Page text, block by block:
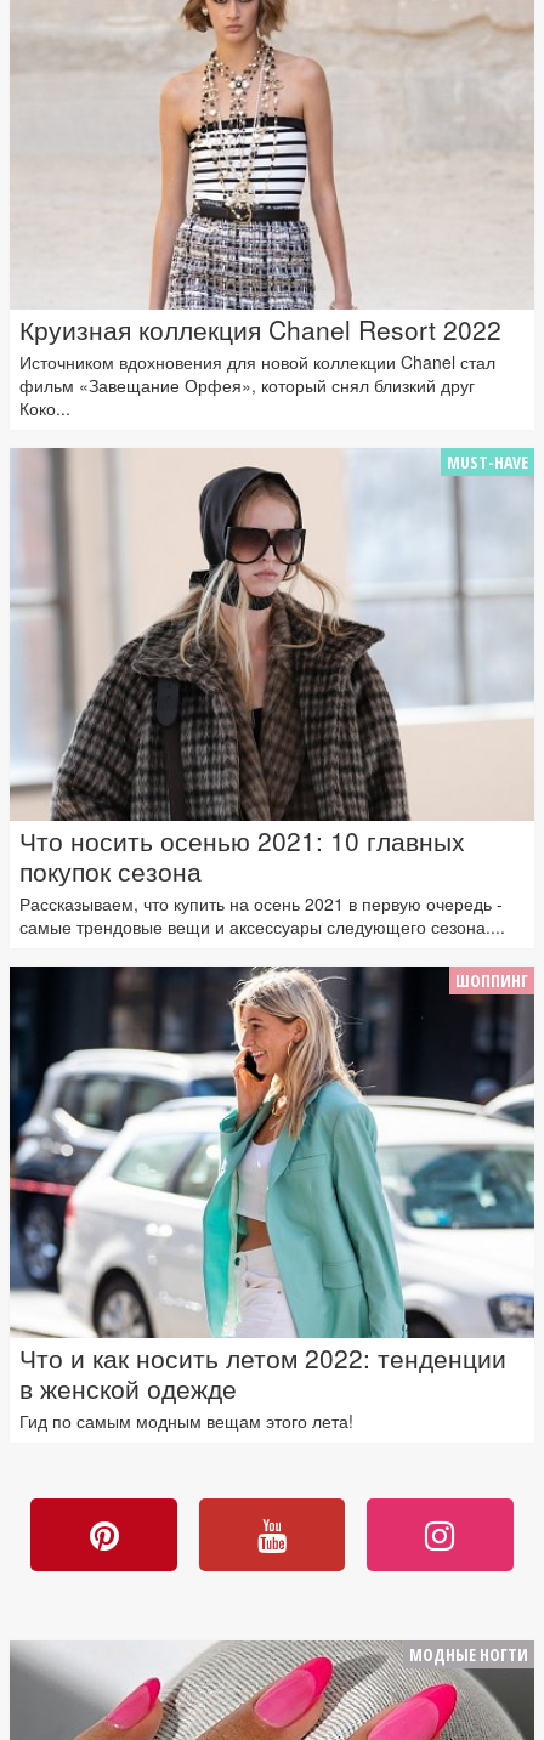
Круизная коллекция Chanel Resort 2022
Источником вдохновения для новой коллекции Chanel стал
фильм «Завещание Орфея», который снял близкий друг
Коко...
MUST-HAVE
Что носить осенью 2021: 10 главных
покупок сезона
Рассказываем, что купить на осень 2021 в первую очередь -
самые трендовые вещи и аксессуары следующего сезона....
ШОППИНГ
Что и как носить летом 2022: тенденции
в женской одежде
Гид по самым модным вещам этого лета!
МОДНЫЕ НОГТИ